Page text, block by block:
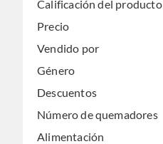
Calificación del producto
Precio
Vendido por
Género
Descuentos
Número de quemadores
Alimentación